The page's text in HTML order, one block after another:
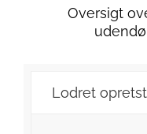
Oversigt
Lodret